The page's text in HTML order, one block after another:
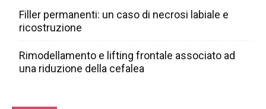
Filler permanenti: un caso di necrosi labiale e
ricostruzione
Rimodellamento e lifting frontale associato ad
una riduzione della cefalea